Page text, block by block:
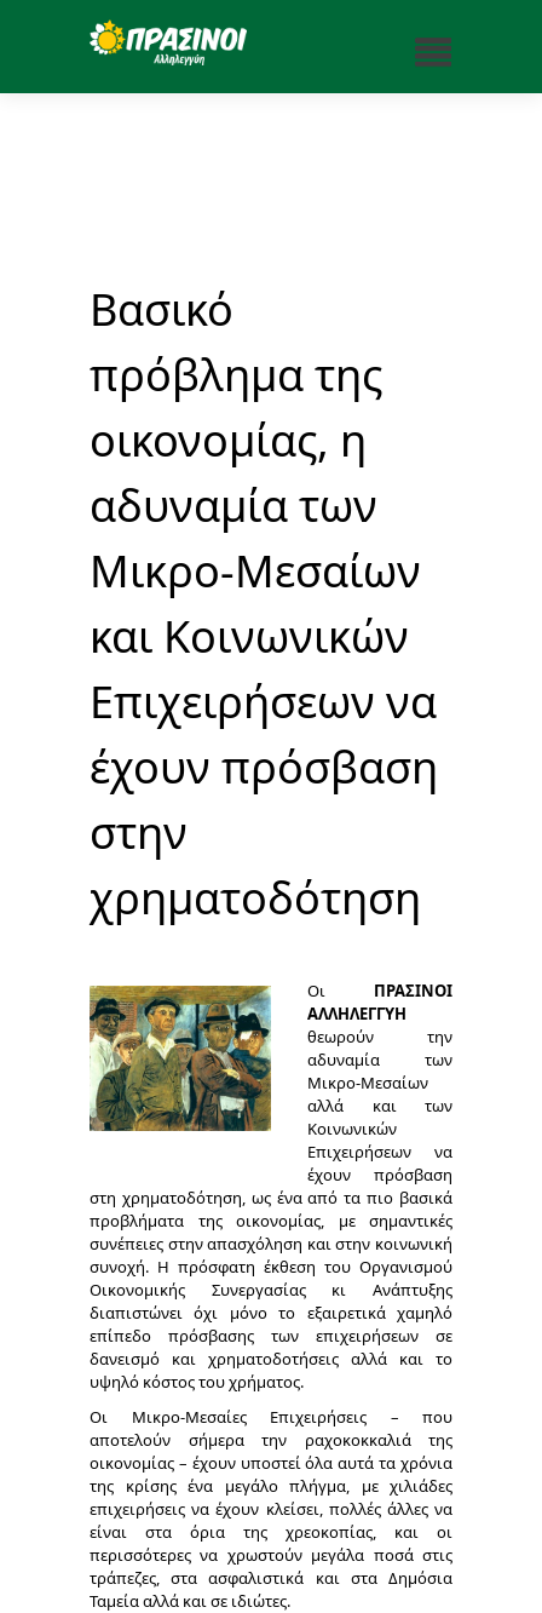
Βασικό
πρόβλημα της
οικονομίας, η
αδυναμία των
Μικρο-Μεσαίων
και Κοινωνικών
Επιχειρήσεων να
έχουν πρόσβαση
στην
χρηματοδότηση
Οι ΠΡΑΣΙΝΟΙ
ΑΛΛΗΛΕΓΓΥΗ
θεωρούν την
αδυναμία των
Μικρο-Μεσαίων
αλλά και των
Κοινωνικών
Επιχειρήσεων να
έχουν πρόσβαση
στη χρηματοδότηση, ως ένα από τα πιο βασικά
προβλήματα της οικονομίας, με σημαντικές
συνέπειες στην απασχόληση και στην κοινωνική
συνοχή. Η πρόσφατη έκθεση του Οργανισμού
Οικονομικής Συνεργασίας κι Ανάπτυξης
διαπιστώνει όχι μόνο το εξαιρετικά χαμηλό
επίπεδο πρόσβασης των επιχειρήσεων σε
δανεισμό και χρηματοδοτήσεις αλλά και το
υψηλό κόστος του χρήματος.
Οι Μικρο-Μεσαίες Επιχειρήσεις – που
αποτελούν σήμερα την ραχοκοκκαλιά της
οικονομίας – έχουν υποστεί όλα αυτά τα χρόνια
της κρίσης ένα μεγάλο πλήγμα, με χιλιάδες
επιχειρήσεις να έχουν κλείσει, πολλές άλλες να
είναι στα όρια της χρεοκοπίας, και οι
περισσότερες να χρωστούν μεγάλα ποσά στις
τράπεζες, στα ασφαλιστικά και στα Δημόσια
Ταμεία αλλά και σε ιδιώτες.